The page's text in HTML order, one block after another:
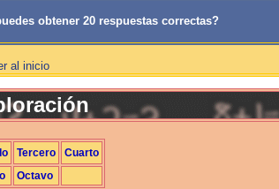
obtener 20 respuestas correctas?
al inicio
Tercero
Cuarto
Octavo